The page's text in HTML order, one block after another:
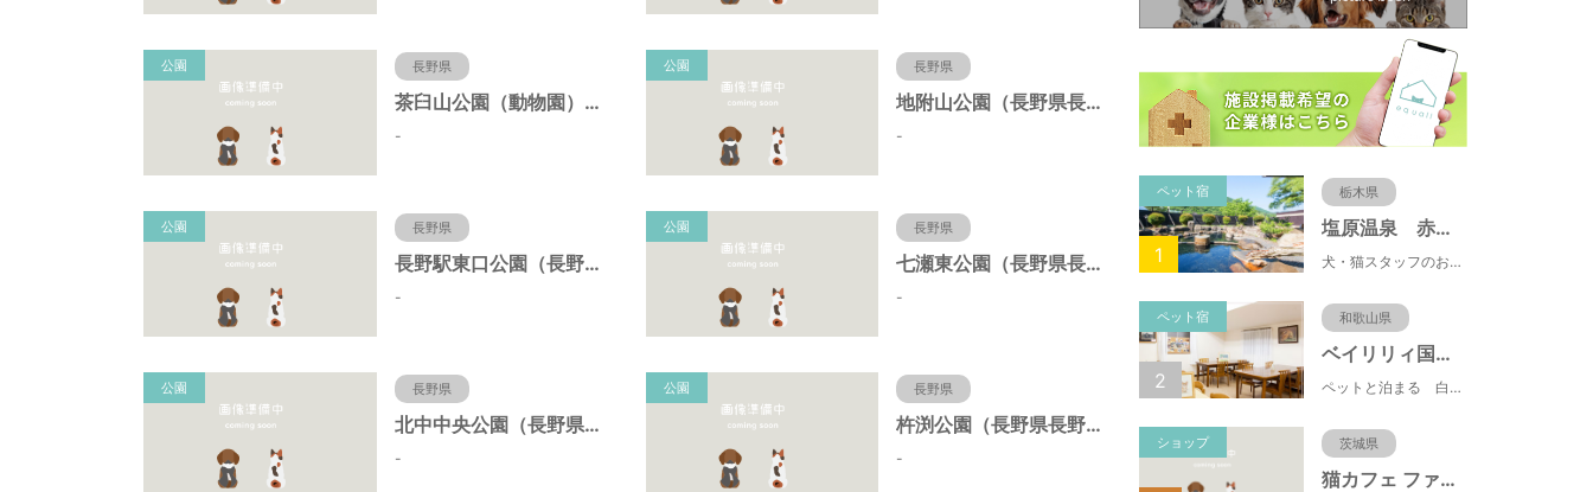
公園 長野県
茶臼山公園（動物園）（長野県長野市）
-
公園 長野県
地附山公園（長野県長野市）
-
公園 長野県
長野駅東口公園（長野県長野市）
-
公園 長野県
七瀬東公園（長野県長野市）
-
公園 長野県
北中中央公園（長野県長野市）
-
公園 長野県
杵渕公園（長野県長野市）
-
ペット宿 栃木県
塩原温泉 赤沢温泉旅館
犬・猫スタッフのおもてニャしが魅力のひとつ♪大自然に囲まれた隠れ家的宿で癒やしの休日を。
1
ペット宿 和歌山県
ベイリリィ国民宿舎しらゆり荘
ペットと泊まる 白浜温泉 ベイリリィ国民宿舎しらゆり荘
2
ショップ 茨城県
猫カフェ ファミリーズ